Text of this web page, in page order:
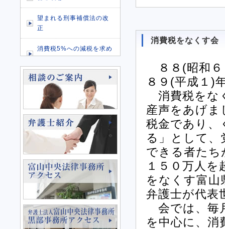
消費税をなくす会
８８(昭和６
８９(平成１)
消費税をな
産声をあげま
税金であり、
る」として、
できる者たち
１５０万人
をなくす富山
弁護士が代表
会では、毎
を中心に、消
望まれる刑事補償法の改
正
消費税5%への減税を求め
消費税の減税を求める署
名活動をおこないました
町内会をとりあげた番組
に出演しました
消費税の減税を求める署
名活動をおこないました